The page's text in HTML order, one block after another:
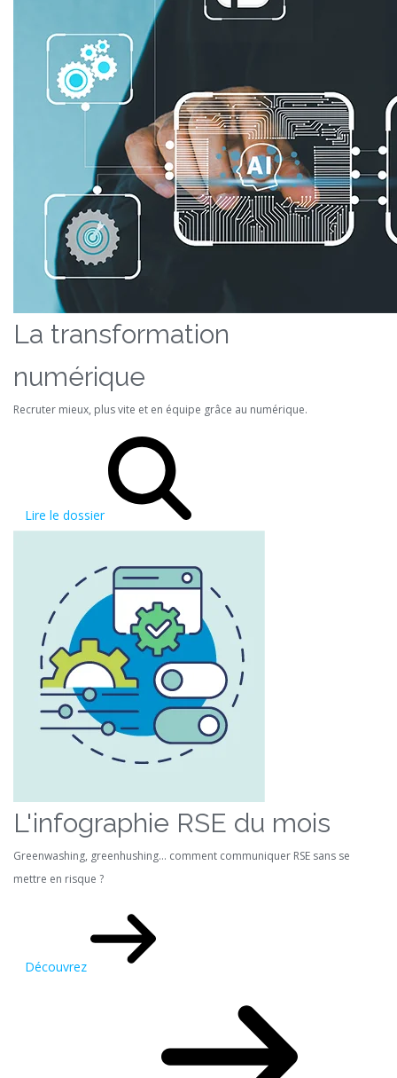
La transformation
numérique
Recruter mieux, plus vite et en équipe grâce au numérique.
Lire le dossier
L'infographie RSE du mois
Greenwashing, greenhushing… comment communiquer RSE sans se
mettre en risque ?
Découvrez